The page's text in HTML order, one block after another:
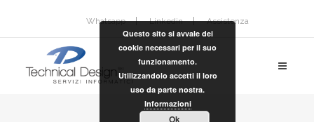
Whatsapp Linkedin Assistenza
Questo sito si avvale dei
cookie necessari per il suo
funzionamento.
Utilizzandolo accetti il loro
uso da parte nostra.
Informazioni
Ok